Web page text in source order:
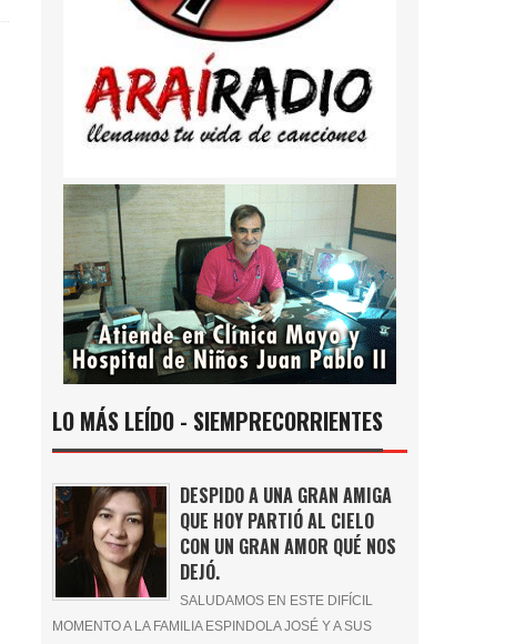
LO MÁS LEÍDO - SIEMPRECORRIENTES
DESPIDO A UNA GRAN AMIGA
QUE HOY PARTIÓ AL CIELO
CON UN GRAN AMOR QUÉ NOS
DEJÓ.
SALUDAMOS EN ESTE DIFÍCIL
MOMENTO A LA FAMILIA ESPINDOLA JOSÉ Y A SUS